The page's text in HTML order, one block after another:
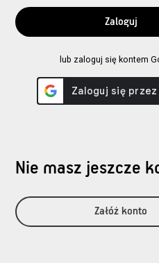
lub zaloguj się kontem
Nie masz jeszcze
Załóż konto